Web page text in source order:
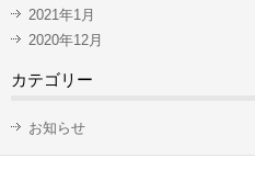
2021年1月
2020年12月
カテゴリー
お知らせ